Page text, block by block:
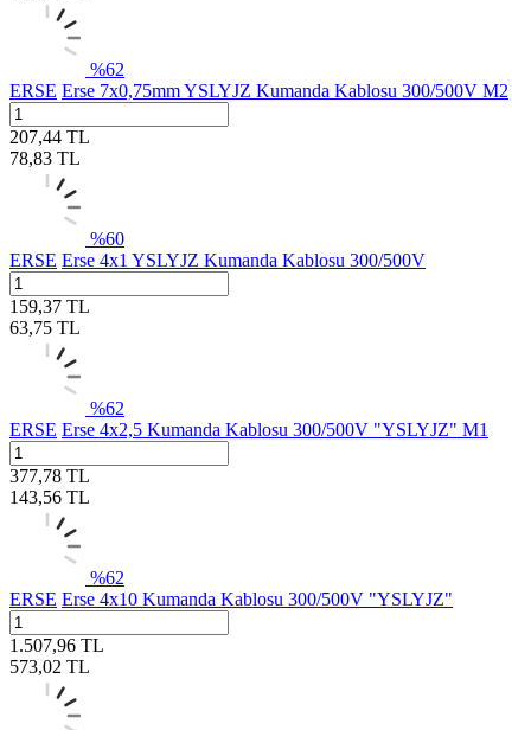
%62
ERSE Erse 7x0,75mm YSLYJZ Kumanda Kablosu 300/500V M2
207,44 TL
78,83 TL
%60
ERSE Erse 4x1 YSLYJZ Kumanda Kablosu 300/500V
159,37 TL
63,75 TL
%62
ERSE Erse 4x2,5 Kumanda Kablosu 300/500V "YSLYJZ" M1
377,78 TL
143,56 TL
%62
ERSE Erse 4x10 Kumanda Kablosu 300/500V "YSLYJZ"
1.507,96 TL
573,02 TL